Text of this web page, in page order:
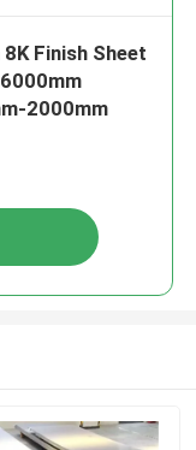
Finish Sheet
2000mm